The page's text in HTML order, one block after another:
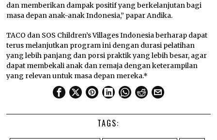
dan memberikan dampak positif yang berkelanjutan bagi
masa depan anak-anak Indonesia,” papar Andika.
TACO dan SOS Children’s Villages Indonesia berharap dapat
terus melanjutkan program ini dengan durasi pelatihan
yang lebih panjang dan porsi praktik yang lebih besar, agar
dapat membekali anak dan remaja dengan keterampilan
yang relevan untuk masa depan mereka.*
TAGS: